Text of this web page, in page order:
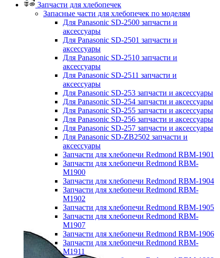
Запчасти для хлебопечек
Запасные части для хлебопечек по моделям
Для Panasonic SD-2500 запчасти и
аксессуары
Для Panasonic SD-2501 запчасти и
аксессуары
Для Panasonic SD-2510 запчасти и
аксессуары
Для Panasonic SD-2511 запчасти и
аксессуары
Для Panasonic SD-253 запчасти и аксессуары
Для Panasonic SD-254 запчасти и аксессуары
Для Panasonic SD-255 запчасти и аксессуары
Для Panasonic SD-256 запчасти и аксессуары
Для Panasonic SD-257 запчасти и аксессуары
Для Panasonic SD-ZB2502 запчасти и
аксессуары
Запчасти для хлебопечи Redmond RBM-1901
Запчасти для хлебопечи Redmond RBM-
M1900
Запчасти для хлебопечи Redmond RBM-1904
Запчасти для хлебопечи Redmond RBM-
M1902
Запчасти для хлебопечи Redmond RBM-1905
Запчасти для хлебопечи Redmond RBM-
M1907
Запчасти для хлебопечи Redmond RBM-1906
Запчасти для хлебопечи Redmond RBM-
M1911